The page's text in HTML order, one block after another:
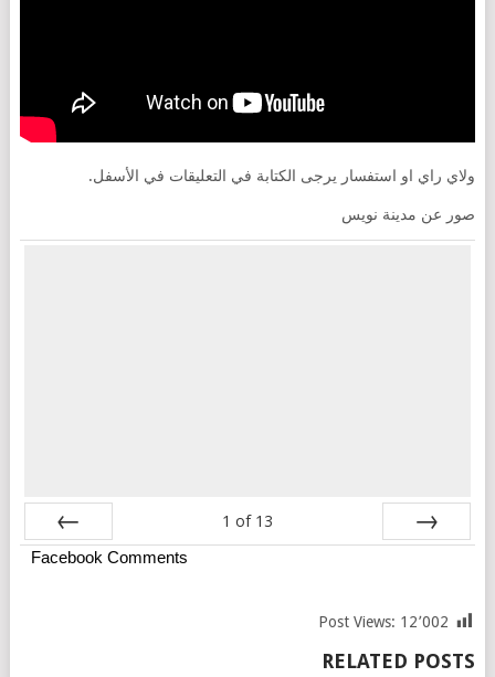
ولاي راي او استفسار يرجى الكتابة في التعليقات في الأسفل.
صور عن مدينة نويس
1 of 13
Next
Facebook Comments
Post Views: 12٬002
RELATED POSTS